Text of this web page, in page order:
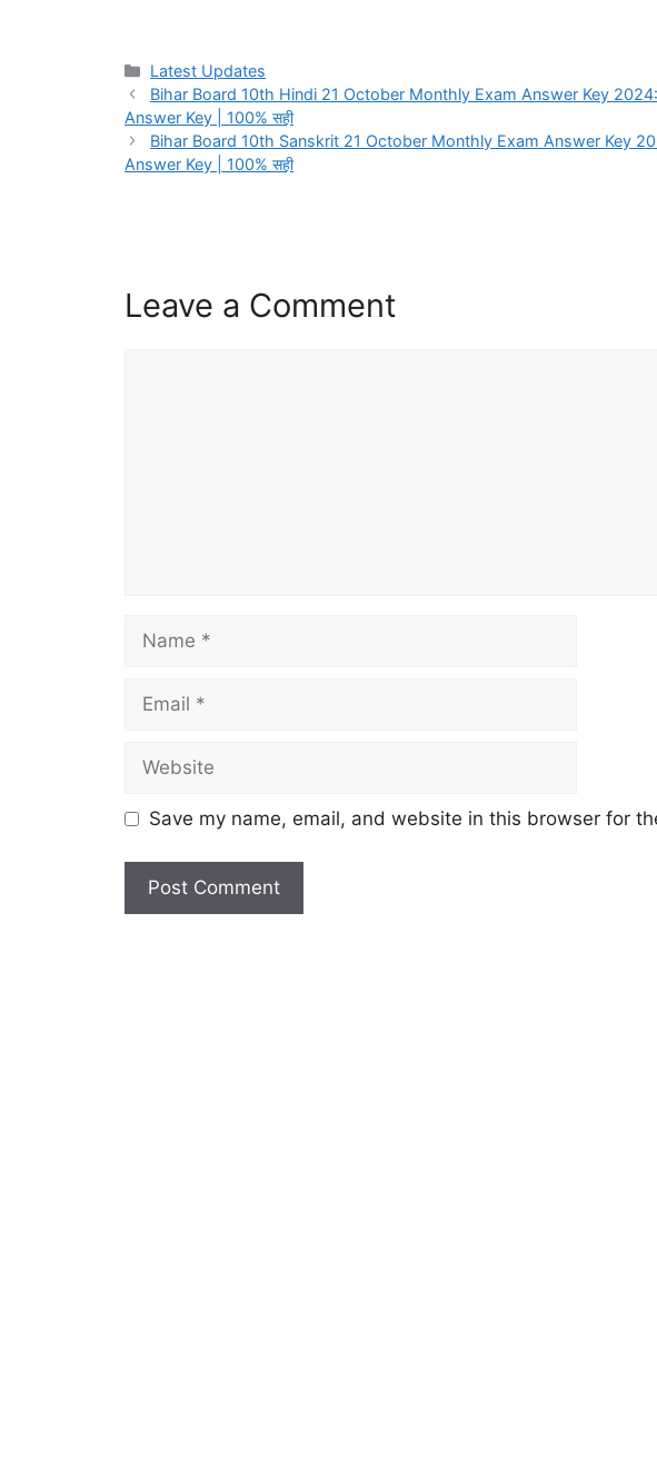
Categories
Latest Updates
Bihar Board 10th Hindi 21 October Monthly Exam Answer Key 2024: बिहार
Answer Key | 100% सही
Bihar Board 10th Sanskrit 21 October Monthly Exam Answer Key 2024:
Answer Key | 100% सही
Leave a Comment
Name
Email
Website
Save my name, email, and website in this browser for